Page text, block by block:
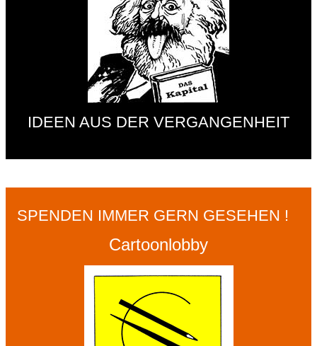
IDEEN AUS DER VERGANGENHEIT
SPENDEN IMMER GERN GESEHEN !
Cartoonlobby